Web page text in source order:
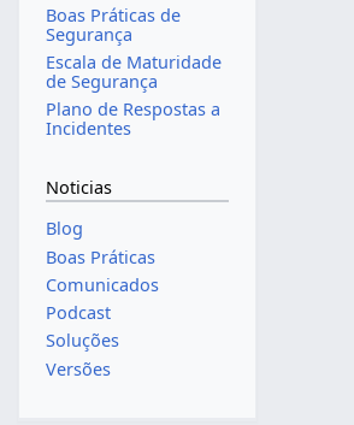
Boas Práticas de
Segurança
Escala de Maturidade
de Segurança
Plano de Respostas a
Incidentes
Noticias
Blog
Boas Práticas
Comunicados
Podcast
Soluções
Versões